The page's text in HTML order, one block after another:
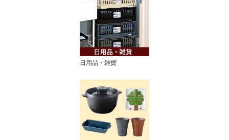
日用品・雑貨